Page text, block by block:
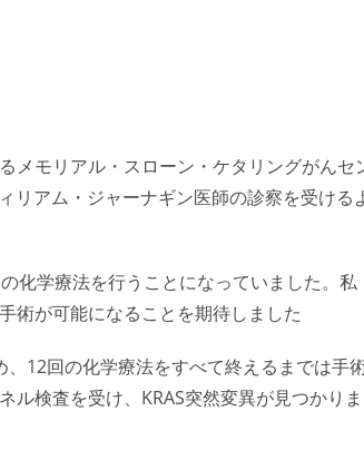
メモリアル・スローン・ケタリングがんセ
リアム・ジャーナギン医師の診察を受ける
化学療法を行うことになっていました。私
術が可能になることを期待しました
12回の化学療法をすべて終えるまでは手
検査を受け、KRAS突然変異が見つかりま